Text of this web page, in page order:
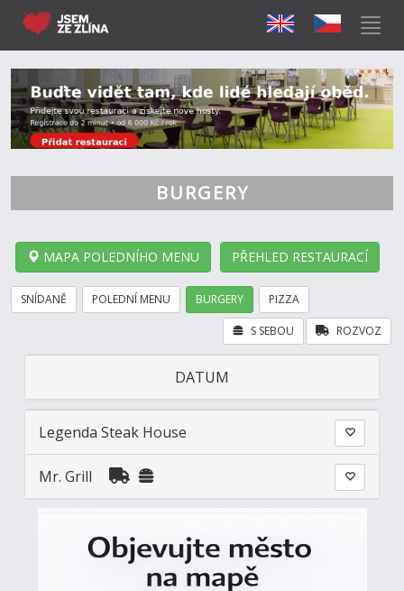
BURGERY
MAPA POLEDNÍHO MENU PŘEHLED RESTAURACÍ
SNÍDANĚ POLEDNÍ MENU BURGERY PIZZA
ROZVOZ
S SEBOU
DATUM
Legenda Steak House
Mr. Grill